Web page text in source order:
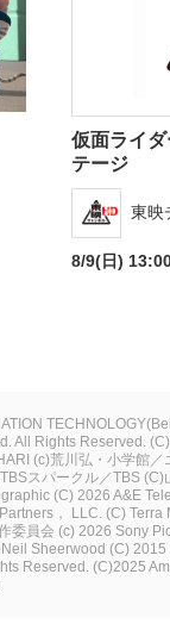
仮面ライ
テージ
東映
8/9(日)
All Rights Reserved.
(c)荒川弘・小学館／
スパークル／TBS (C)
(C) 2026 A&E
， LLC. (C) Terra
委員会 (c) 2026 Sony
Sheerwood (C) 2015
Reserved. (C)2025